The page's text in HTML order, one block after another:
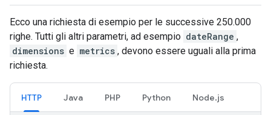
Ecco una richiesta di esempio per le successive 250.000
righe. Tutti gli altri parametri, ad esempio dateRange ,
dimensions e metrics , devono essere uguali alla prima
richiesta.
HTTP Java PHP Python Node.js